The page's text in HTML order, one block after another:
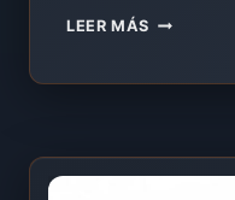
LEER MÁS ALL